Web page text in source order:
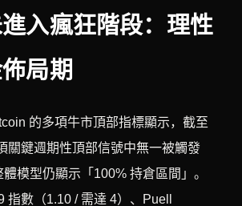
入瘋狂階段：理性
局期
的多項牛市頂部指標顯示，截至
關鍵週期性頂部信號中無一被觸發
體模型仍顯示「100% 持倉區間」。
指數（1.10 / 需達 4）、Puell